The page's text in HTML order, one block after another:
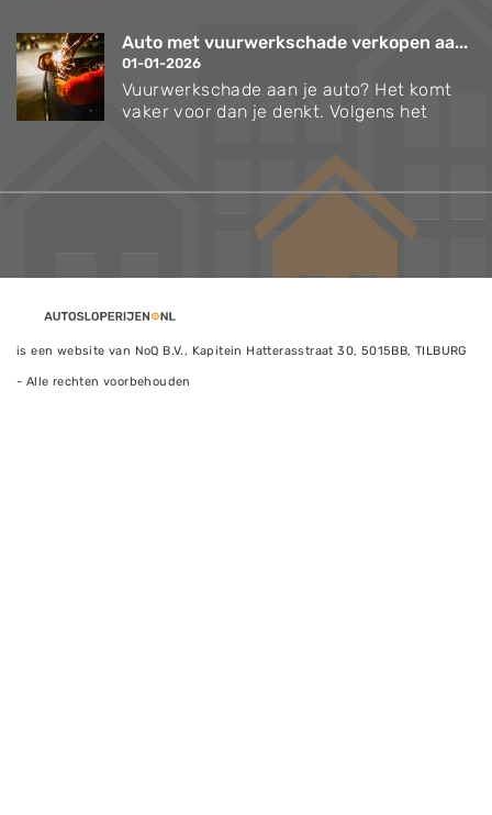
Auto met vuurwerkschade verkopen aa...
01-01-2026
Vuurwerkschade aan je auto? Het komt
vaker voor dan je denkt. Volgens het
is een website van NoQ B.V., Kapitein Hatterasstraat 30, 5015BB, TILBURG
- Alle rechten voorbehouden